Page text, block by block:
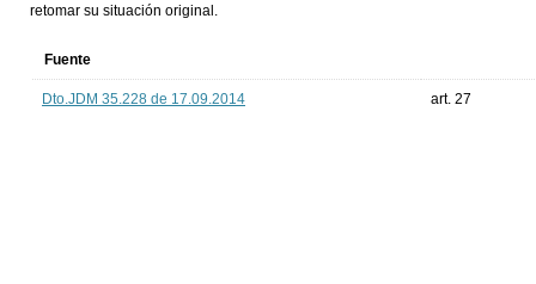
retomar su situación original.
Fuente
Dto.JDM 35.228 de 17.09.2014 art. 27